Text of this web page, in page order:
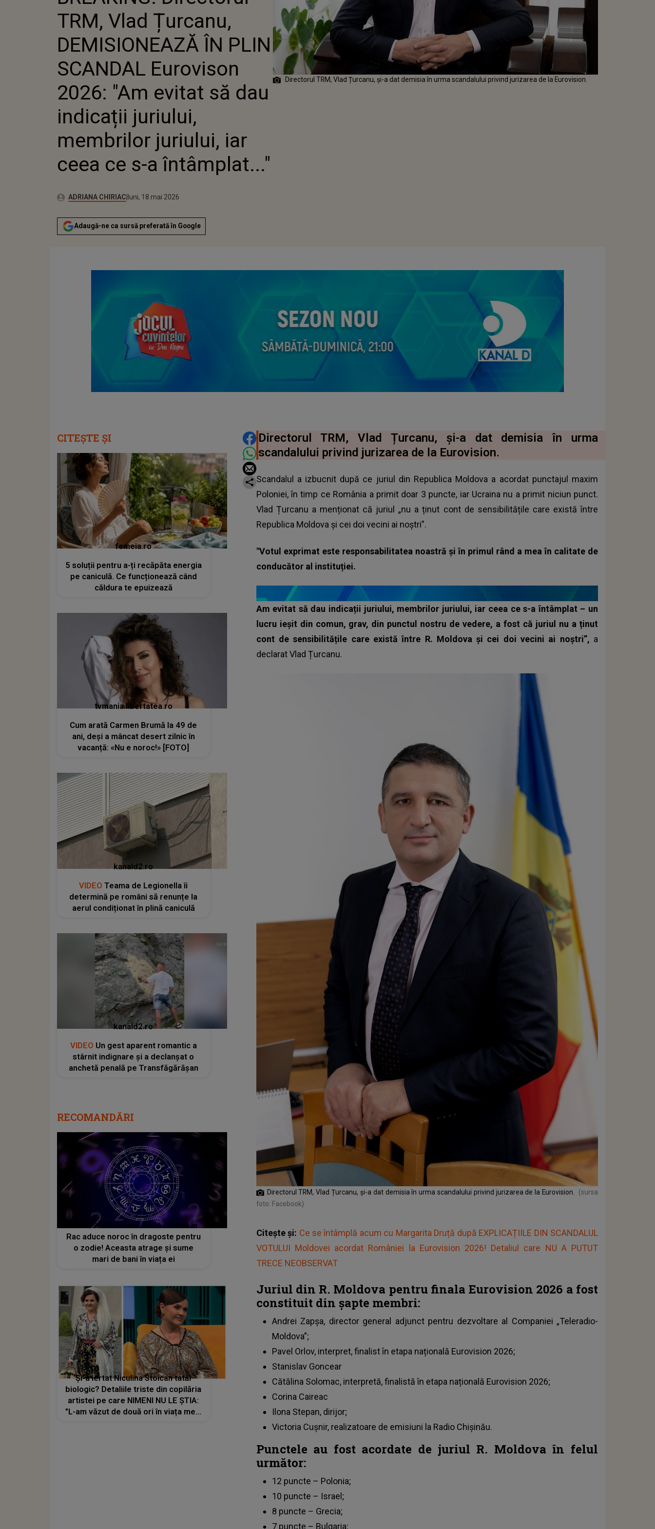
SCANDAL EUROVISON
2026: "AM EVITAT SĂ DAU
INDICAȚII JURIULUI,
MEMBRILOR JURIULUI,
IAR CEEA CE S-A
ÎNTÂMPLAT..."
TRM, Vlad Țurcanu,
DEMISIONEAZĂ ÎN PLIN
SCANDAL Eurovison
2026: "Am evitat să dau
indicații juriului,
membrilor juriului, iar
ceea ce s-a întâmplat..."
Autor:ADRIANA CHIRIACPublicat:
luni, 18 mai 2026
Actualizat:
luni, 18 mai 2026
Adaugă-ne ca sursă preferată în Google
Directorul TRM, Vlad Țurcanu, și-a dat demisia în urma scandalului privind jurizarea de la Eurovision.
DISTRIBUIE ARTICOLUL
Directorul TRM, Vlad Țurcanu, și-a dat demisia în urma
scandalului privind jurizarea de la Eurovision.
Scandalul a izbucnit după ce juriul din Republica Moldova a acordat punctajul maxim
Poloniei, în timp ce România a primit doar 3 puncte, iar Ucraina nu a primit niciun punct.
Vlad Țurcanu a menționat că juriul „nu a ținut cont de sensibilitățile care există între
Republica Moldova și cei doi vecini ai noștri”.
"Votul exprimat este responsabilitatea noastră și în primul rând a mea în calitate de
conducător al instituției.
Am evitat să dau indicații juriului, membrilor juriului, iar ceea ce s-a întâmplat – un
lucru ieșit din comun, grav, din punctul nostru de vedere, a fost că juriul nu a ținut
cont de sensibilitățile care există între R. Moldova și cei doi vecini ai noștri”, a
declaratVlad Țurcanu.
Directorul TRM, Vlad Țurcanu, și-a dat demisia în urma scandalului privind jurizarea de la Eurovision.
(sursa
foto: Facebook)
Citește și: Ce se întâmplă acum cu Margarita Druță după EXPLICAȚIILE DIN SCANDALUL
VOTULUI Moldovei acordat României la Eurovision 2026! Detaliul care NU A PUTUT
TRECE NEOBSERVAT
Juriul din R. Moldova pentru finala Eurovision 2026 a fost
constituit din șapte membri:
Andrei Zapșa, director general adjunct pentru dezvoltare al Companiei „Teleradio-
Moldova”;
Pavel Orlov, interpret, finalist în etapa națională Eurovision 2026;
Stanislav Goncear
Cătălina Solomac, interpretă, finalistă în etapa națională Eurovision 2026;
Corina Caireac
Ilona Stepan, dirijor;
Victoria Cușnir, realizatoare de emisiuni la Radio Chișinău.
Punctele au fost acordate de juriul R. Moldova în felul
următor:
12 puncte – Polonia;
10 puncte – Israel;
8 puncte – Grecia;
7 puncte – Bulgaria;
CITEȘTE ȘI
femeia.ro
5 soluții pentru a-ți recăpăta energia
pe caniculă. Ce funcționează când
căldura te epuizează
tvmania.libertatea.ro
Cum arată Carmen Brumă la 49 de
ani, deși a mâncat desert zilnic în
vacanță: «Nu e noroc!» [FOTO]
kanald2.ro
VIDEO Teama de Legionella îi
determină pe români să renunțe la
aerul condiționat în plină caniculă
kanald2.ro
VIDEO Un gest aparent romantic a
stârnit indignare și a declanșat o
anchetă penală pe Transfăgărășan
RECOMANDĂRI
HOROSCOP 19 mai 2026. Venus în
Rac aduce noroc în dragoste pentru
o zodie! Aceasta atrage și sume
mari de bani în viața ei
Și-a iertat Niculina Stoican tatăl
biologic? Detaliile triste din copilăria
artistei pe care NIMENI NU LE ȘTIA:
"L-am văzut de două ori în viața mea,